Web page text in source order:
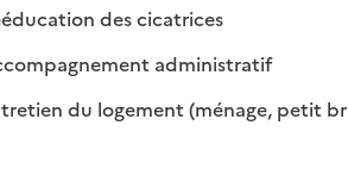
des cicatrices: disponible
: non disponible
administratif: disponible
: non
du logement (ménage, petit